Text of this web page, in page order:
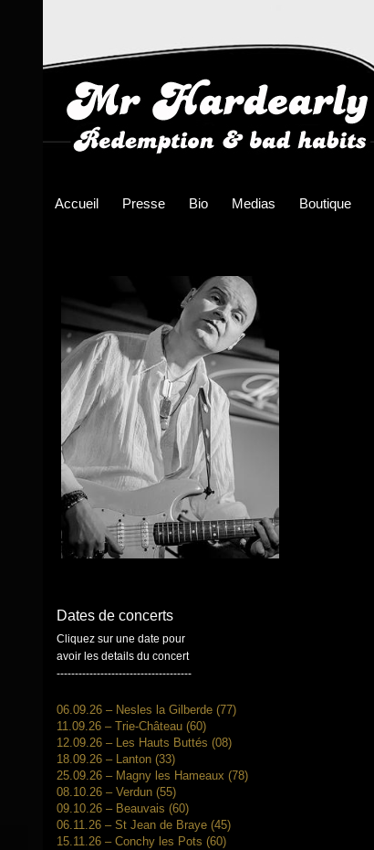
Accueil Presse Bio Medias Boutique
Dates de concerts
Cliquez sur une date pour
avoir les details du concert
-------------------------------------
06.09.26 – Nesles la Gilberde (77)
11.09.26 – Trie-Château (60)
12.09.26 – Les Hauts Buttés (08)
18.09.26 – Lanton (33)
25.09.26 – Magny les Hameaux (78)
08.10.26 – Verdun (55)
09.10.26 – Beauvais (60)
06.11.26 – St Jean de Braye (45)
15.11.26 – Conchy les Pots (60)